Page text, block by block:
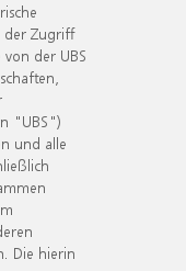
Zugriff
der UBS
"UBS")
und alle
Die hierin